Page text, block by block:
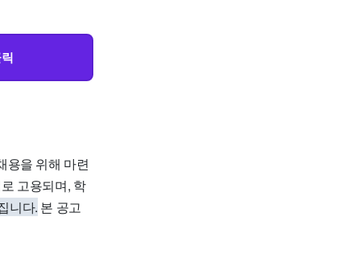
용을 위해 마련
고용되며, 학
니다. 본 공고